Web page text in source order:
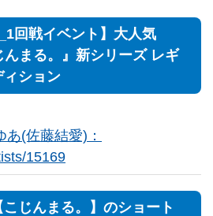
回戦イベント】大人気
まる。』新シリーズ レギ
ィション
あ(佐藤結愛)：
15169
じんまる。】のショート